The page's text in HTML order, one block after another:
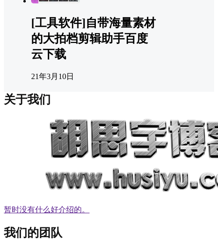
[工具软件]自带海量素材
的大拍档剪辑助手百度
云下载
21年3月10日
关于我们
暂时没有什么好介绍的。
我们的团队